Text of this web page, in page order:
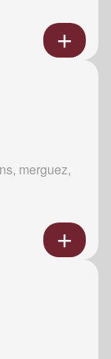
merguez,